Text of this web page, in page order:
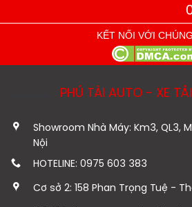
KẾT NỐI VỚI
PHÚ TÀI AUTO - XE
Showroom Nhà Máy: Km3, QL3,
Nội
HOTELINE: 0975 603 383
Cơ sở 2: 158 Phan Trọng Tuệ -